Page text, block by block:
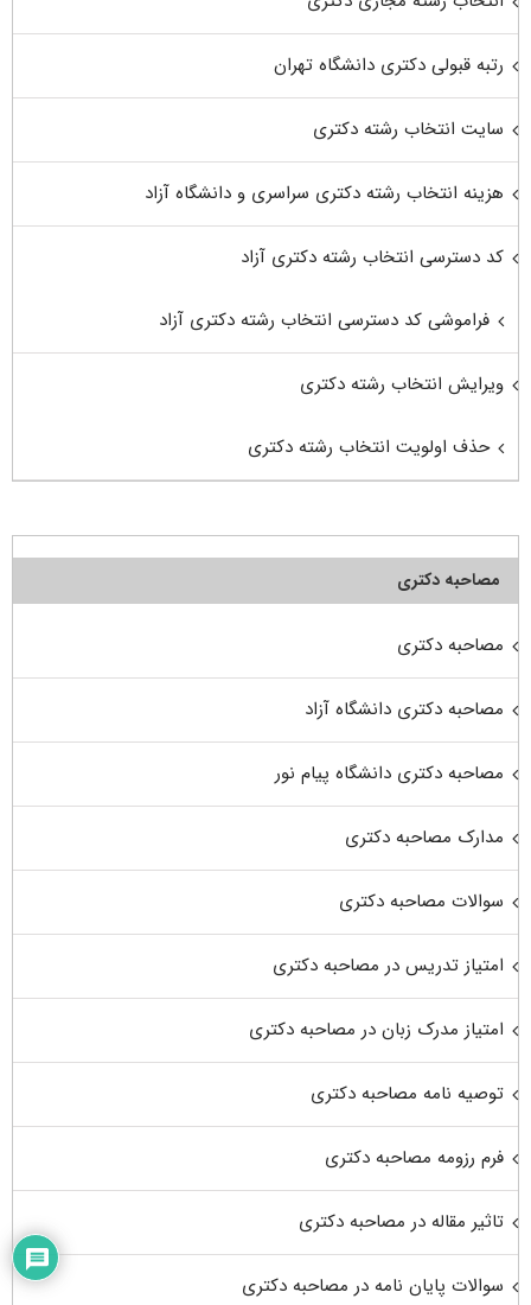
رتبه قبولی دکتری دانشگاه تهران
سایت انتخاب رشته دکتری
هزینه انتخاب رشته دکتری سراسری و دانشگاه آزاد
کد دسترسی انتخاب رشته دکتری آزاد
فراموشی کد دسترسی انتخاب رشته دکتری آزاد
ویرایش انتخاب رشته دکتری
حذف اولویت انتخاب رشته دکتری
مصاحبه دکتری
مصاحبه دکتری
مصاحبه دکتری دانشگاه آزاد
مصاحبه دکتری دانشگاه پیام نور
مدارک مصاحبه دکتری
سوالات مصاحبه دکتری
امتیاز تدریس در مصاحبه دکتری
امتیاز مدرک زبان در مصاحبه دکتری
توصیه نامه مصاحبه دکتری
فرم رزومه مصاحبه دکتری
تاثیر مقاله در مصاحبه دکتری
سوالات پایان نامه در مصاحبه دکتری